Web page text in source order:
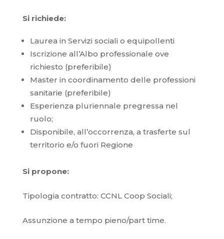
Si richiede:
Laurea in Servizi sociali o equipollenti
Iscrizione all’Albo professionale ove
richiesto (preferibile)
Master in coordinamento delle professioni
sanitarie (preferibile)
Esperienza pluriennale pregressa nel
ruolo;
Disponibile, all’occorrenza, a trasferte sul
territorio e/o fuori Regione
Si propone:
Tipologia contratto: CCNL Coop Sociali;
Assunzione a tempo pieno/part time.